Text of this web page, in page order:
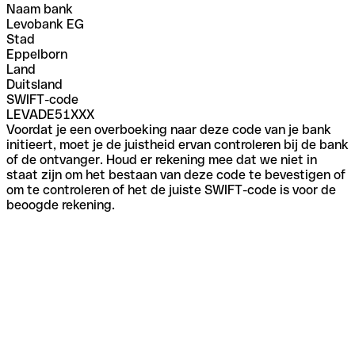
Naam bank
Levobank EG
Stad
Eppelborn
Land
Duitsland
SWIFT-code
LEVADE51XXX
Voordat je een overboeking naar deze code van je bank
initieert, moet je de juistheid ervan controleren bij de bank
of de ontvanger. Houd er rekening mee dat we niet in
staat zijn om het bestaan van deze code te bevestigen of
om te controleren of het de juiste SWIFT-code is voor de
beoogde rekening.